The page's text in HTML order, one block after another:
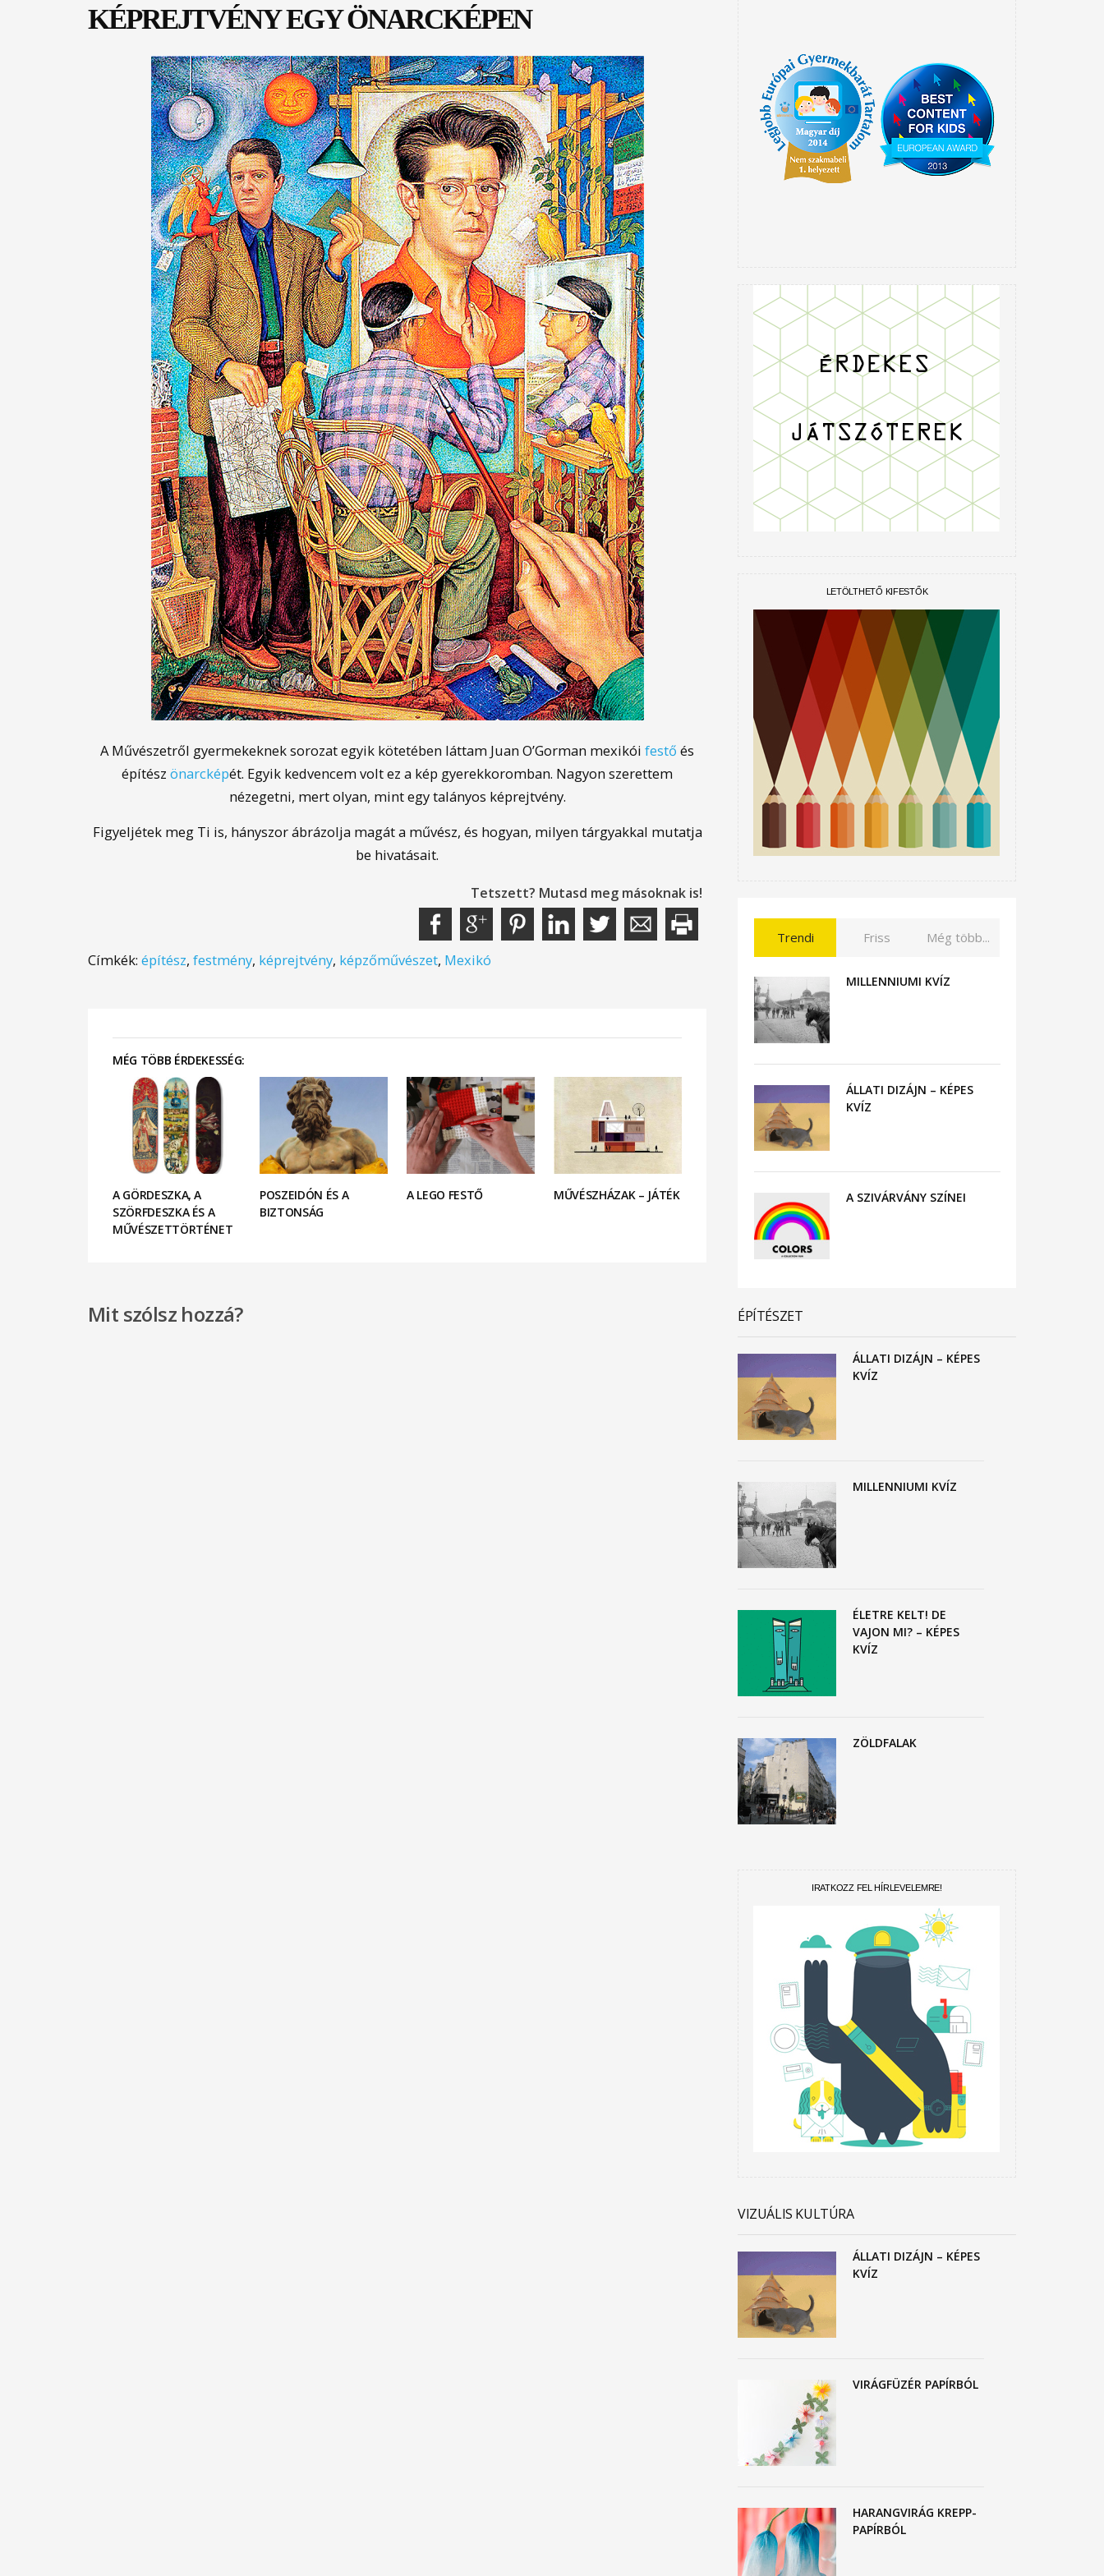
KÉPREJTVÉNY EGY ÖNARCKÉPEN
A Művészetről gyermekeknek sorozat egyik kötetében láttam Juan O’Gorman mexikóifestő és
építészönarcképét. Egyik kedvencem volt ez a kép gyerekkoromban. Nagyon szerettem
nézegetni, mert olyan, mint egy talányos képrejtvény.
Figyeljétek meg Ti is, hányszor ábrázolja magát a művész, és hogyan, milyen tárgyakkal mutatja
be hivatásait.
Tetszett? Mutasd meg másoknak is!
Címkék: építész, festmény, képrejtvény, képzőművészet, Mexikó
MÉG TÖBB ÉRDEKESSÉG:
A GÖRDESZKA, A
SZÖRFDESZKA ÉS A
MŰVÉSZETTÖRTÉNET
POSZEIDÓN ÉS A
BIZTONSÁG
A LEGO FESTŐ MŰVÉSZHÁZAK – JÁTÉK
Mit szólsz hozzá?
LETÖLTHETŐ KIFESTŐK
Trendi Friss Még több...
MILLENNIUMI KVÍZ
ÁLLATI DIZÁJN – KÉPES
KVÍZ
A SZIVÁRVÁNY SZÍNEI
ÉPÍTÉSZET
ÁLLATI DIZÁJN – KÉPES
KVÍZ
MILLENNIUMI KVÍZ
ÉLETRE KELT! DE
VAJON MI? – KÉPES
KVÍZ
ZÖLDFALAK
IRATKOZZ FEL HÍRLEVELEMRE!
VIZUÁLIS KULTÚRA
ÁLLATI DIZÁJN – KÉPES
KVÍZ
VIRÁGFÜZÉR PAPÍRBÓL
HARANGVIRÁG KREPP-
PAPÍRBÓL